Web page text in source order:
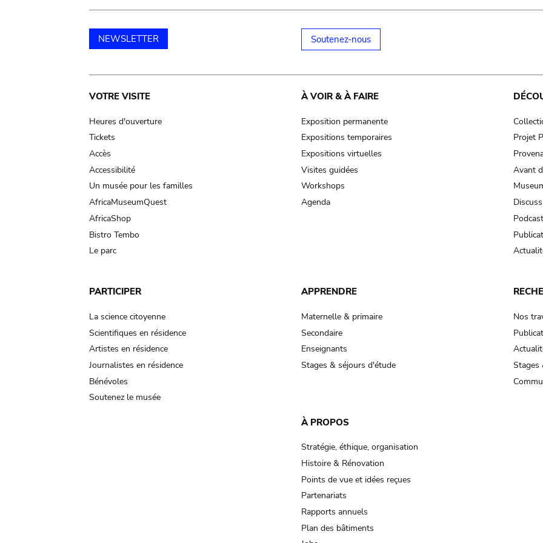
NEWSLETTER Soutenez-nous
Main
navigation
VOTRE VISITE
Heures d'ouverture
Tickets
Accès
Accessibilité
Un musée pour les familles
AfricaMuseumQuest
AfricaShop
Bistro Tembo
Le parc
À VOIR & À FAIRE
Exposition permanente
Expositions temporaires
Expositions virtuelles
Visites guidées
Workshops
Agenda
Projet
Avant
PARTICIPER
La science citoyenne
Scientifiques en résidence
Artistes en résidence
Journalistes en résidence
Bénévoles
Soutenez le musée
APPRENDRE
Maternelle & primaire
Secondaire
Enseignants
Stages & séjours d'étude
Nos
Stages
À PROPOS
Stratégie, éthique, organisation
Histoire & Rénovation
Points de vue et idées reçues
Partenariats
Rapports annuels
Plan des bâtiments